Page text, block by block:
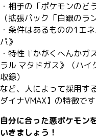
・相手の「ポケモンのど
（拡張パック「白銀のラ
・条件はあるものの1エ
パ》
・特性『かがくへんかガ
ラル マタドガス》（ハイ
収録）
など、人によって採用す
ダイナVMAX】の特徴です
自分に合った悪ポケモン
いきましょう！